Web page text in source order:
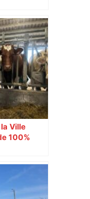
Ville
100%